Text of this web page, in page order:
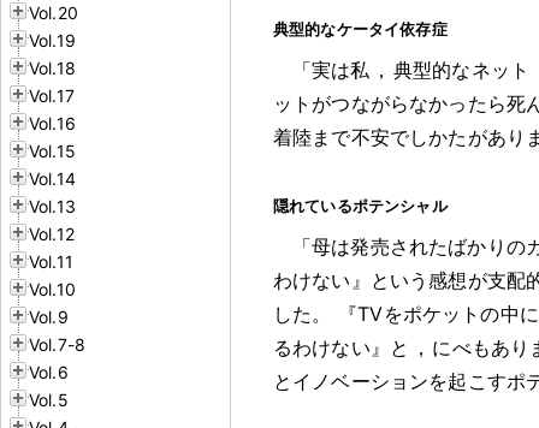
Vol.20
Vol.19
Vol.18
Vol.17
Vol.16
Vol.15
Vol.14
Vol.13
Vol.12
Vol.11
Vol.10
Vol.9
Vol.7-8
Vol.6
Vol.5
典型的なケータイ依存症
「実は私 ， 典型的なネット
ットがつながらなかったら死
着陸まで不安でしかたがあり
隠れているポテンシャル
「母は発売されたばかり
わけない』という感想が支配
した 。
『TVをポケットの中
るわけない』と ， にべもあり
とイノベーションを起こすポ